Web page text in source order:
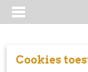
Cookies